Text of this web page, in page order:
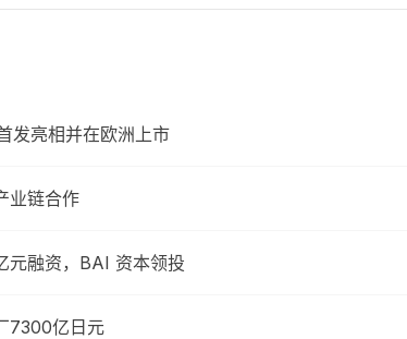
发亮相并在欧洲上市
业链合作
元融资，BAI 资本领投
7300亿日元